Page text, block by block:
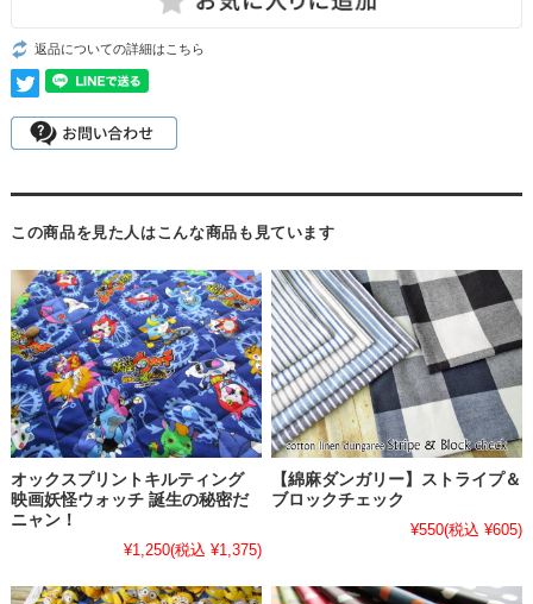
返品についての詳細はこちら
この商品を見た人はこんな商品も見ています
オックスプリントキルティング
映画妖怪ウォッチ 誕生の秘密だ
ニャン！
¥1,250(税込 ¥1,375)
【綿麻ダンガリー】ストライプ＆
ブロックチェック
¥550(税込 ¥605)